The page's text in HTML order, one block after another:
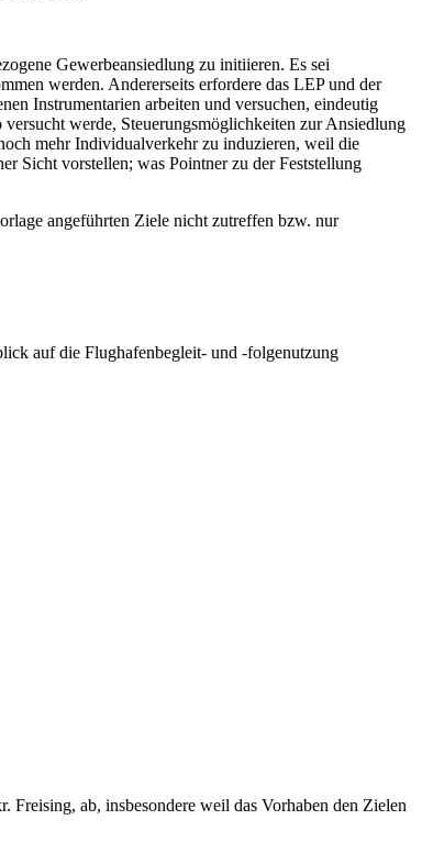
Gewerbeansiedlung zu initiieren. Es sei
werden. Andererseits erfordere das LEP und der
Instrumentarien arbeiten und versuchen, eindeutig
werde, Steuerungsmöglichkeiten zur Ansiedlung
mehr Individualverkehr zu induzieren, weil die
Sicht vorstellen; was Pointner zu der Feststellung
angeführten Ziele nicht zutreffen bzw. nur
auf die Flughafenbegleit- und -folgenutzung
ab, insbesondere weil das Vorhaben den Zielen